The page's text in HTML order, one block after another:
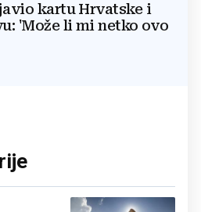
kartu Hrvatske i
'Može li mi netko ovo